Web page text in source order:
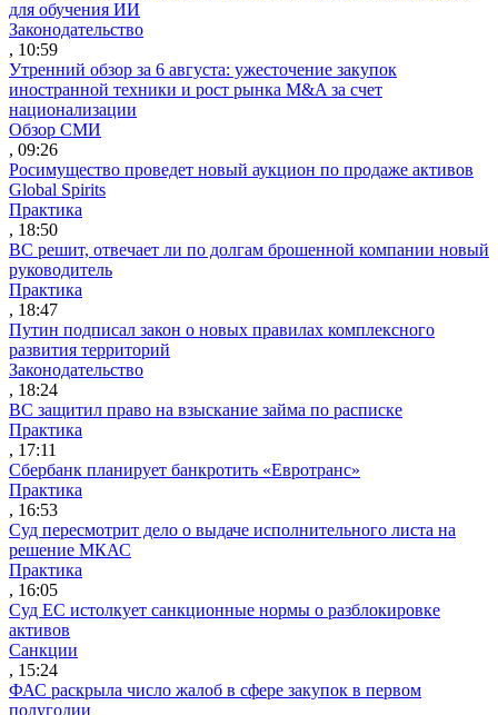
для обучения ИИ
Законодательство
, 10:59
Утренний обзор за 6 августа: ужесточение закупок
иностранной техники и рост рынка M&A за счет
национализации
Обзор СМИ
, 09:26
Росимущество проведет новый аукцион по продаже активов
Global Spirits
Практика
, 18:50
ВС решит, отвечает ли по долгам брошенной компании новый
руководитель
Практика
, 18:47
Путин подписал закон о новых правилах комплексного
развития территорий
Законодательство
, 18:24
ВС защитил право на взыскание займа по расписке
Практика
, 17:11
Сбербанк планирует банкротить «Евротранс»
Практика
, 16:53
Суд пересмотрит дело о выдаче исполнительного листа на
решение МКАС
Практика
, 16:05
Суд ЕС истолкует санкционные нормы о разблокировке
активов
Санкции
, 15:24
ФАС раскрыла число жалоб в сфере закупок в первом
полугодии